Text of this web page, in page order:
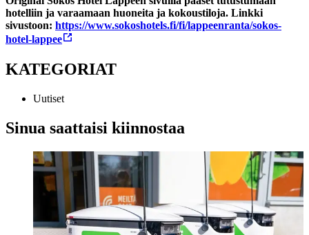
hotelliin ja varaamaan huoneita ja kokoustiloja. Linkki
sivustoon: https://www.sokoshotels.fi/fi/lappeenranta/sokos-
hotel-lappee
KATEGORIAT
Uutiset
Sinua saattaisi kiinnostaa